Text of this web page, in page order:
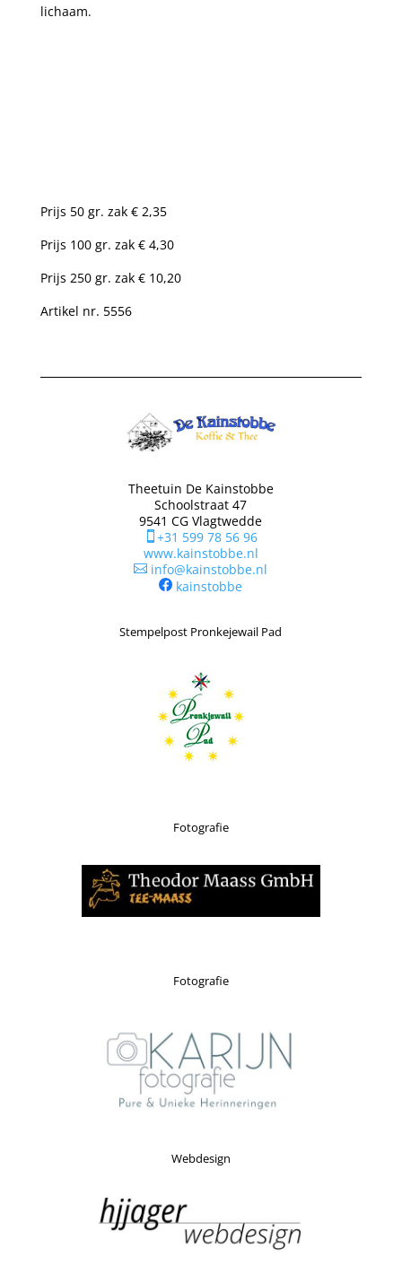
lichaam.
Prijs 50 gr. zak € 2,35
Prijs 100 gr. zak € 4,30
Prijs 250 gr. zak € 10,20
Artikel nr. 5556
Theetuin De Kainstobbe
Schoolstraat 47
9541 CG Vlagtwedde
+31 599 78 56 96
www.kainstobbe.nl
 info@kainstobbe.nl
kainstobbe
Stempelpost Pronkejewail Pad
Fotografie
Fotografie
Webdesign